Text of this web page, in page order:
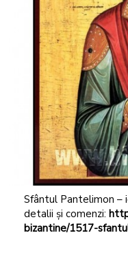
Sfântul Pantelimon –
detalii și comenzi:
bizantine/1517-